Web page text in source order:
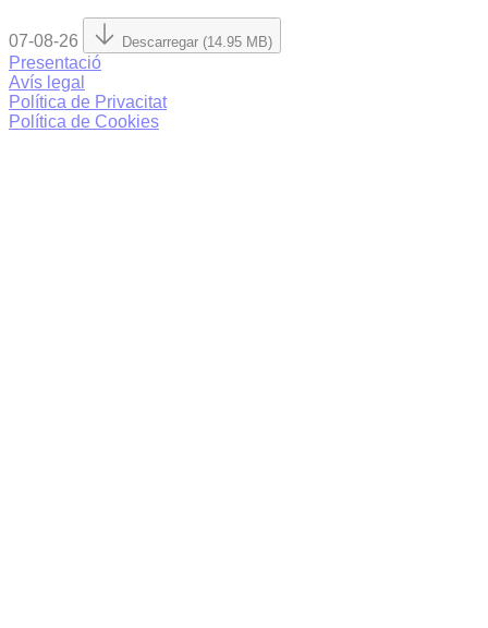
07-08-26 Descarregar (14.95 MB)
Presentació
Avís legal
Política de Privacitat
Política de Cookies